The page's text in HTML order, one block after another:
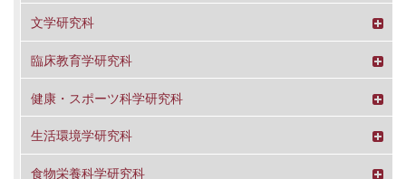
文学研究科
臨床教育学研究科
健康・スポーツ科学研究科
生活環境学研究科
食物栄養科学研究科